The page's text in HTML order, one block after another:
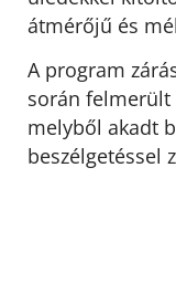
átmérőjű és
A program
során felmerült
melyből akadt
beszélgetéssel